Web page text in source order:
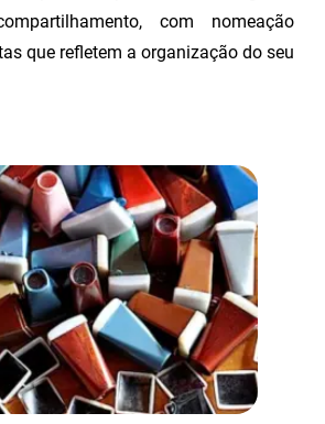
com nomeação
que refletem a organização do seu